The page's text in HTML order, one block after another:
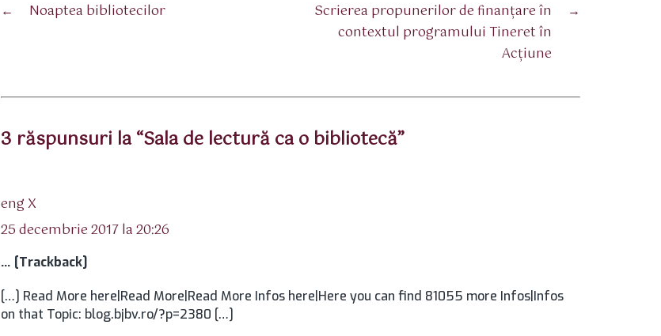
← Noaptea bibliotecilor →
Scrierea propunerilor de finanţare în
contextul programului Tineret în
Acţiune
3 răspunsuri la “Sala de lectură ca o bibliotecă”
eng X
25 decembrie 2017 la 20:26
… [Trackback]
[…] Read More here|Read More|Read More Infos here|Here you can find 81055 more Infos|Infos
on that Topic: blog.bjbv.ro/?p=2380 […]